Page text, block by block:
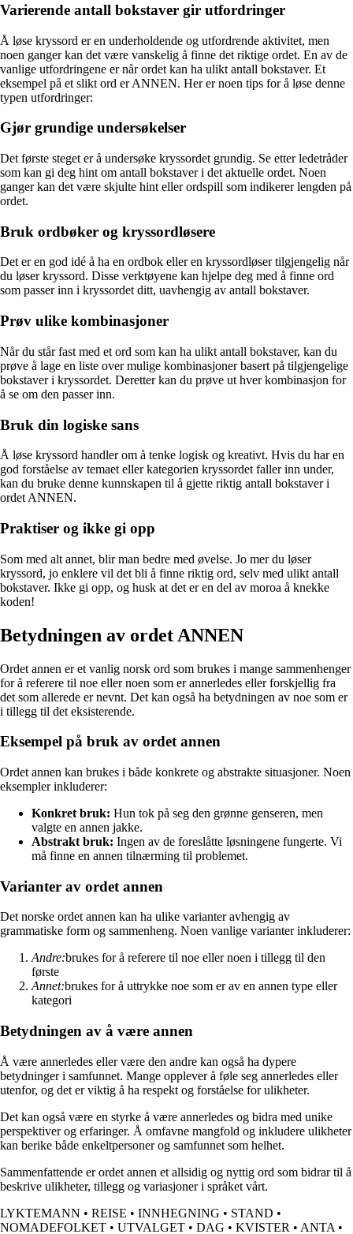
Varierende antall bokstaver gir utfordringer
Å løse kryssord er en underholdende og utfordrende aktivitet, men
noen ganger kan det være vanskelig å finne det riktige ordet. En av de
vanlige utfordringene er når ordet kan ha ulikt antall bokstaver. Et
eksempel på et slikt ord er ANNEN. Her er noen tips for å løse denne
typen utfordringer:
Gjør grundige undersøkelser
Det første steget er å undersøke kryssordet grundig. Se etter ledetråder
som kan gi deg hint om antall bokstaver i det aktuelle ordet. Noen
ganger kan det være skjulte hint eller ordspill som indikerer lengden på
ordet.
Bruk ordbøker og kryssordløsere
Det er en god idé å ha en ordbok eller en kryssordløser tilgjengelig når
du løser kryssord. Disse verktøyene kan hjelpe deg med å finne ord
som passer inn i kryssordet ditt, uavhengig av antall bokstaver.
Prøv ulike kombinasjoner
Når du står fast med et ord som kan ha ulikt antall bokstaver, kan du
prøve å lage en liste over mulige kombinasjoner basert på tilgjengelige
bokstaver i kryssordet. Deretter kan du prøve ut hver kombinasjon for
å se om den passer inn.
Bruk din logiske sans
Å løse kryssord handler om å tenke logisk og kreativt. Hvis du har en
god forståelse av temaet eller kategorien kryssordet faller inn under,
kan du bruke denne kunnskapen til å gjette riktig antall bokstaver i
ordet ANNEN.
Praktiser og ikke gi opp
Som med alt annet, blir man bedre med øvelse. Jo mer du løser
kryssord, jo enklere vil det bli å finne riktig ord, selv med ulikt antall
bokstaver. Ikke gi opp, og husk at det er en del av moroa å knekke
koden!
Betydningen av ordet ANNEN
Ordet annen er et vanlig norsk ord som brukes i mange sammenhenger
for å referere til noe eller noen som er annerledes eller forskjellig fra
det som allerede er nevnt. Det kan også ha betydningen av noe som er
i tillegg til det eksisterende.
Eksempel på bruk av ordet annen
Ordet annen kan brukes i både konkrete og abstrakte situasjoner. Noen
eksempler inkluderer:
Konkret bruk: Hun tok på seg den grønne genseren, men
valgte en annen jakke.
Abstrakt bruk: Ingen av de foreslåtte løsningene fungerte. Vi
må finne en annen tilnærming til problemet.
Varianter av ordet annen
Det norske ordet annen kan ha ulike varianter avhengig av
grammatiske form og sammenheng. Noen vanlige varianter inkluderer:
Andre:brukes for å referere til noe eller noen i tillegg til den
første
Annet:brukes for å uttrykke noe som er av en annen type eller
kategori
Betydningen av å være annen
Å være annerledes eller være den andre kan også ha dypere
betydninger i samfunnet. Mange opplever å føle seg annerledes eller
utenfor, og det er viktig å ha respekt og forståelse for ulikheter.
Det kan også være en styrke å være annerledes og bidra med unike
perspektiver og erfaringer. Å omfavne mangfold og inkludere ulikheter
kan berike både enkeltpersoner og samfunnet som helhet.
Sammenfattende er ordet annen et allsidig og nyttig ord som bidrar til å
beskrive ulikheter, tillegg og variasjoner i språket vårt.
LYKTEMANN • REISE • INNHEGNING • STAND •
NOMADEFOLKET • UTVALGET • DAG • KVISTER • ANTA •